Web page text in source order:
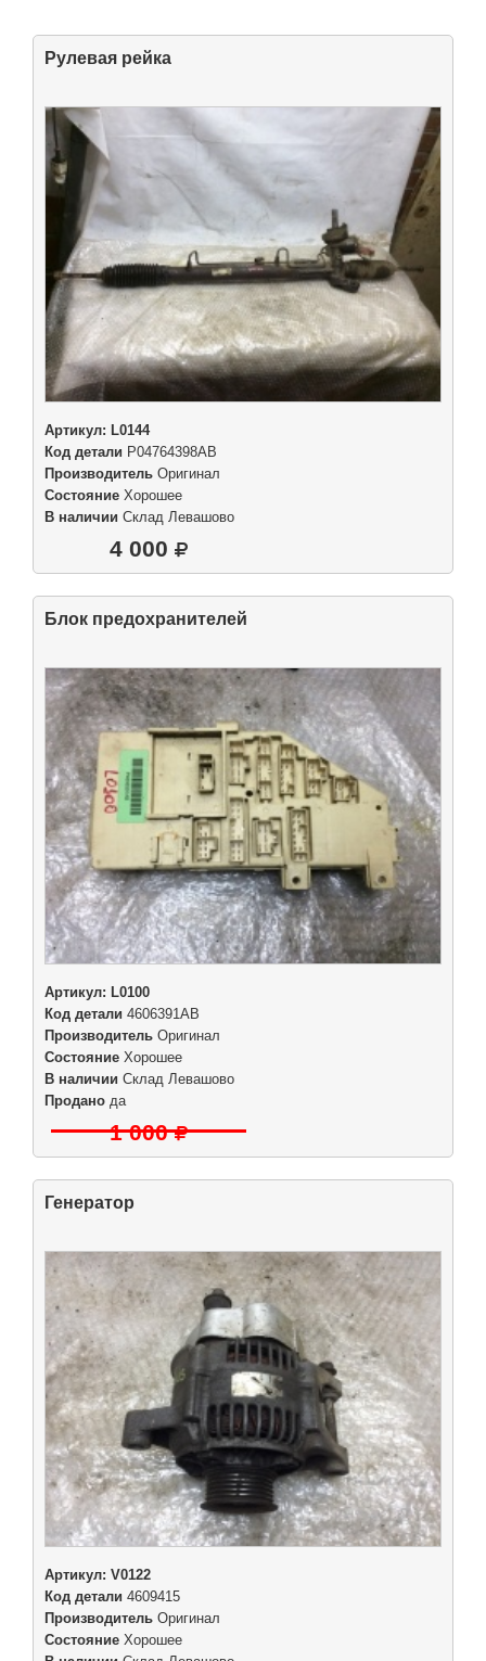
Рулевая рейка
Артикул: L0144
Код детали P04764398AB
Производитель Оригинал
Состояние Хорошее
В наличии Склад Левашово
4 000
Блок предохранителей
Артикул: L0100
Код детали 4606391AB
Производитель Оригинал
Состояние Хорошее
В наличии Склад Левашово
Продано да
1 000
Генератор
Артикул: V0122
Код детали 4609415
Производитель Оригинал
Состояние Хорошее